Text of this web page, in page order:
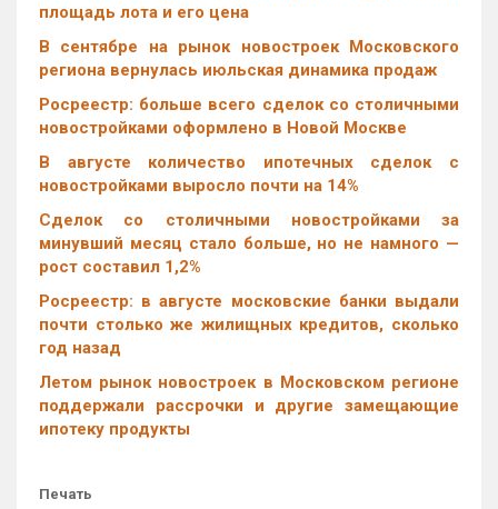
площадь лота и его цена
В сентябре на рынок новостроек Московского
региона вернулась июльская динамика продаж
Росреестр: больше всего сделок со столичными
новостройками оформлено в Новой Москве
В августе количество ипотечных сделок с
новостройками выросло почти на 14%
Cделок со столичными новостройками за
минувший месяц стало больше, но не намного —
рост составил 1,2%
Росреестр: в августе московские банки выдали
почти столько же жилищных кредитов, сколько
год назад
Летом рынок новостроек в Московском регионе
поддержали рассрочки и другие замещающие
ипотеку продукты
Печать